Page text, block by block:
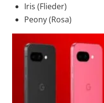
Iris (Flieder)
Peony (Rosa)